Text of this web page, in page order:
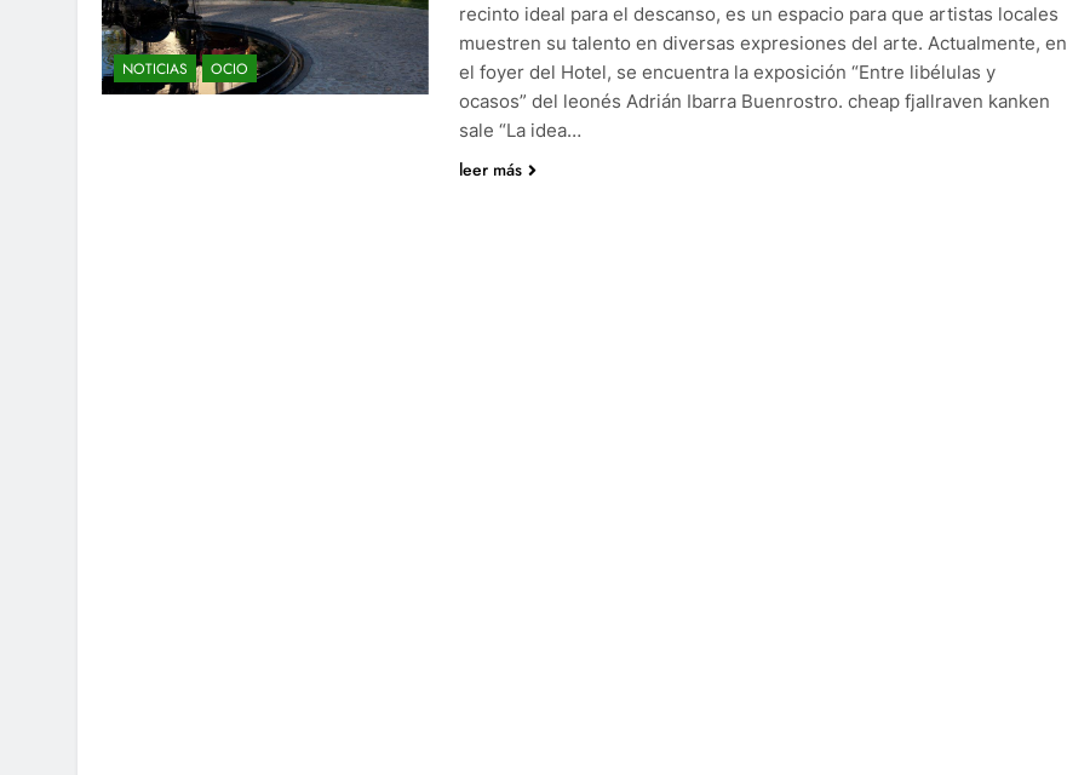
NOTICIAS OCIO
recinto ideal para el descanso, es un espacio para que artistas locales
muestren su talento en diversas expresiones del arte. Actualmente, en
el foyer del Hotel, se encuentra la exposición “Entre libélulas y
ocasos” del leonés Adrián Ibarra Buenrostro. cheap fjallraven kanken
sale “La idea…
leer más